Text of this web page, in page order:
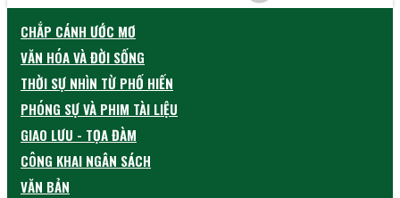
CHẮP CÁNH ƯỚC MƠ
VĂN HÓA VÀ ĐỜI SỐNG
THỜI SỰ NHÌN TỪ PHỐ HIẾN
PHÓNG SỰ VÀ PHIM TÀI LIỆU
GIAO LƯU - TỌA ĐÀM
CÔNG KHAI NGÂN SÁCH
VĂN BẢN